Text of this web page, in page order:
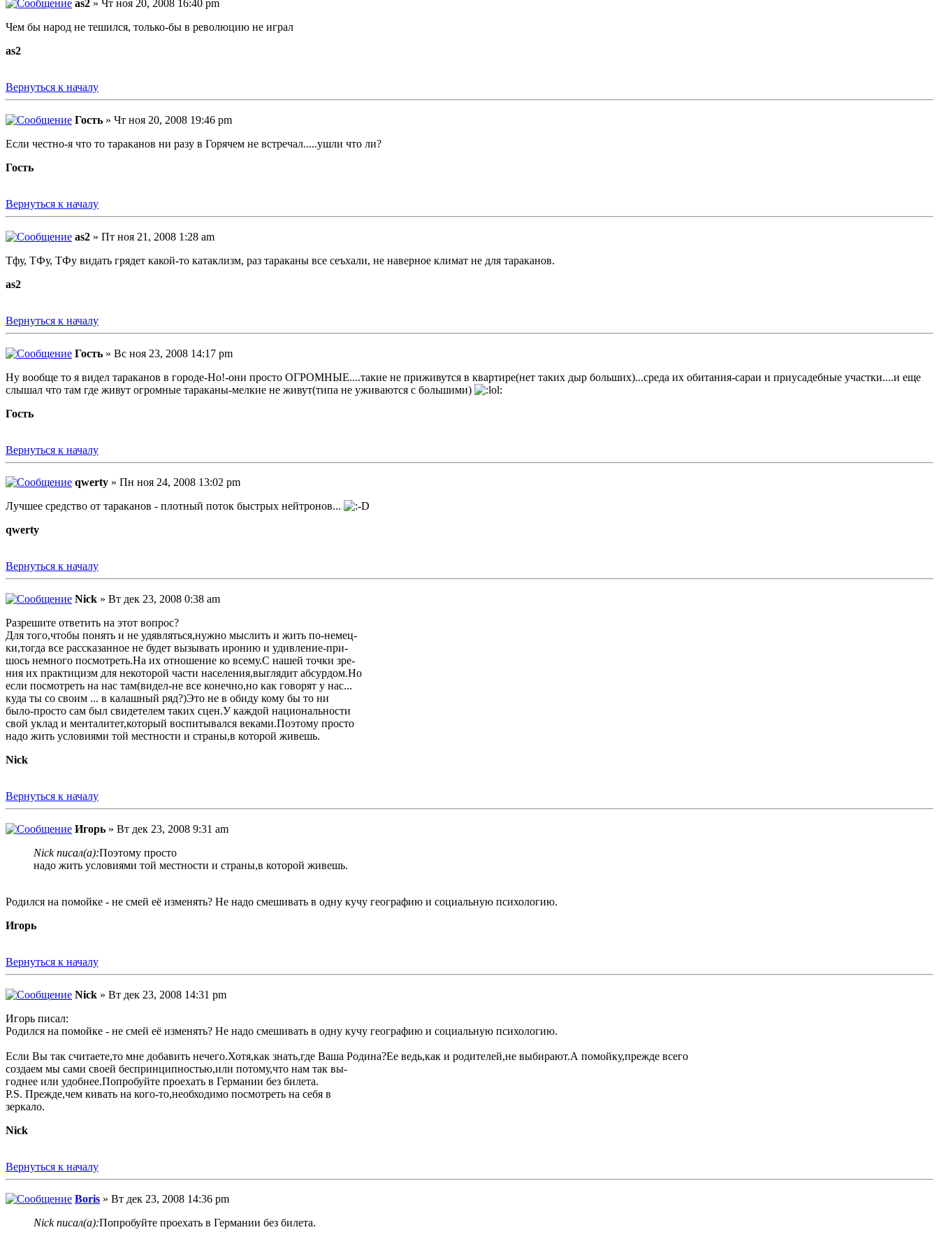
as2 » Чт ноя 20, 2008 16:40 pm
Чем бы народ не тешился, только-бы в революцию не играл
as2
Вернуться к началу
Гость » Чт ноя 20, 2008 19:46 pm
Если честно-я что то тараканов ни разу в Горячем не встречал.....ушли что ли?
Гость
Вернуться к началу
as2 » Пт ноя 21, 2008 1:28 am
Тфу, ТФу, ТФу видать грядет какой-то катаклизм, раз тараканы все сеъхали, не наверное климат не для тараканов.
as2
Вернуться к началу
Гость » Вс ноя 23, 2008 14:17 pm
Ну вообще то я видел тараканов в городе-Но!-они просто ОГРОМНЫЕ....такие не приживутся в квартире(нет таких дыр больших)...среда их обитания-сараи и приусадебные участки....и еще
слышал что там где живут огромные тараканы-мелкие не живут(типа не уживаются с большими)
Гость
Вернуться к началу
qwerty » Пн ноя 24, 2008 13:02 pm
Лучшее средство от тараканов - плотный поток быстрых нейтронов...
qwerty
Вернуться к началу
Nick » Вт дек 23, 2008 0:38 am
Разрешите ответить на этот вопрос?
Для того,чтобы понять и не удявляться,нужно мыслить и жить по-немец-
ки,тогда все рассказанное не будет вызывать иронию и удивление-при-
шось немного посмотреть.На их отношение ко всему.С нашей точки зре-
ния их практицизм для некоторой части населения,выглядит абсурдом.Но
если посмотреть на нас там(видел-не все конечно,но как говорят у нас...
куда ты со своим ... в калашный ряд?)Это не в обиду кому бы то ни
было-просто сам был свидетелем таких сцен.У каждой национальности
свой уклад и менталитет,который воспитывался веками.Поэтому просто
надо жить условиями той местности и страны,в которой живешь.
Nick
Вернуться к началу
Игорь » Вт дек 23, 2008 9:31 am
Nick писал(а):Поэтому просто
надо жить условиями той местности и страны,в которой живешь.
Родился на помойке - не смей её изменять? Не надо смешивать в одну кучу географию и социальную психологию.
Игорь
Вернуться к началу
Nick » Вт дек 23, 2008 14:31 pm
Игорь писал:
Родился на помойке - не смей её изменять? Не надо смешивать в одну кучу географию и социальную психологию.
Если Вы так считаете,то мне добавить нечего.Хотя,как знать,где Ваша Родина?Ее ведь,как и родителей,не выбирают.А помойку,прежде всего
создаем мы сами своей беспринципностью,или потому,что нам так вы-
годнее или удобнее.Попробуйте проехать в Германии без билета.
P.S. Прежде,чем кивать на кого-то,необходимо посмотреть на себя в
зеркало.
Nick
Вернуться к началу
Boris » Вт дек 23, 2008 14:36 pm
Nick писал(а):Попробуйте проехать в Германии без билета.